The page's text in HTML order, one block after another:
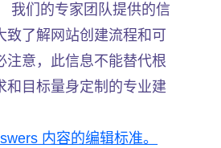
我们的专家团队提供的信
致了解网站创建流程和可
注意，此信息不能替代根
和目标量身定制的专业建
内容的编辑标准。